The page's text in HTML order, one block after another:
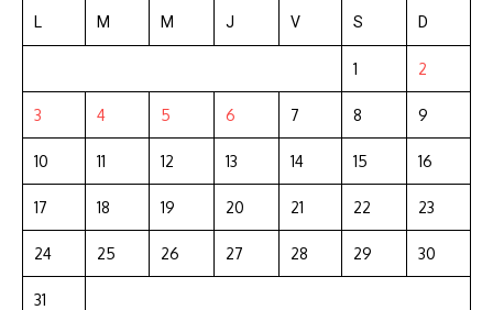
L M M J V S D
1 2
3 4 5 6 7 8 9
10 11 12 13 14 15 16
17 18 19 20 21 22 23
24 25 26 27 28 29 30
31